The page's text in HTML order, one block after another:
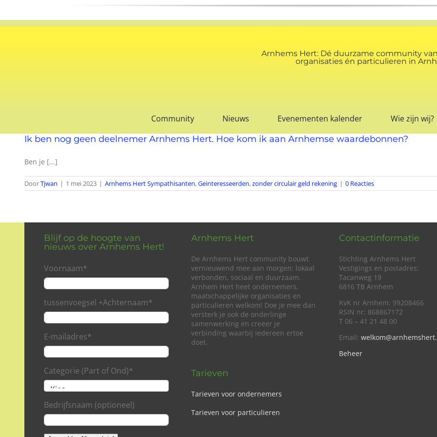
inhoud
Arnhems Hert: Dé duurzame community
organisaties én particulieren in
Community Nieuws Evenementen kalender
Wie zijn wij?
Ik ben nog geen deelnemer Arnhems Hert. Hoe kom ik aan Arnhemse waardebonnen?
Ben je [...]
DoorTjwan | 1 mei 2023 | Arnhems Hert Sympathisanten,Geinteresseerden,zonder circulair geld rekening | 0 Reacties
Blijf op de hoogte van
nieuws over Arnhems Hert!
Voornaam*
tussenvoegsel +Achternaam*
E-mailadres*
Categorie (Part of Ond)*
Bedrijfsnaam (optioneel)
Arnhems Hert
De Arnhems Hert community bouwt
vernieuwend mee aan morgen: lokaal
verbonden, sociaal en duurzaam.
Arnhem Hert heet ondernemers,
maatschappelijke organisaties en
particulieren welkom! Doe je mee dan
versterk je ook de onderlinge
samenwerking en creëer je
verbinding waarbij iedereen ertoe
doet.
Tarieven
Tarieven voor ondernemers
Tarieven voor particulieren
Contactinformatie
Stichting Arnhems Hert
Vestigings en postadres:
Tacanweg 19
6816 TB Arnhem
KvK nr Arnhem: 99208466
RSIN nr: 868867172
T 06 – 41 21 48 00
Email:
Beheer